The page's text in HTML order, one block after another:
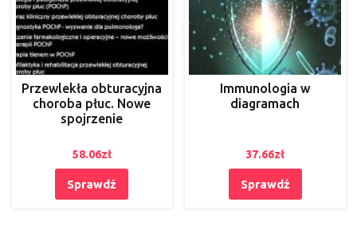
Przewlekła obturacyjna
choroba płuc. Nowe
spojrzenie
58.06zł
Sprawdź
Immunologia w
diagramach
37.66zł
Sprawdź